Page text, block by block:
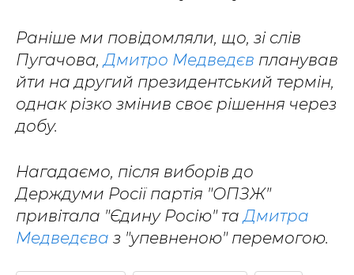
Раніше ми повідомляли, що, зі слів
Пугачова,Дмитро Медведєв планував
йти на другий президентський термін,
однак різко змінив своє рішення через
добу.
Нагадаємо, після виборів до
Держдуми Росії партія "ОПЗЖ"
привітала "Єдину Росію" таДмитра
Медведєва з "упевненою" перемогою.